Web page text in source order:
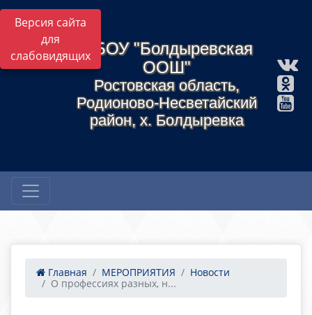
Версия сайта
для
слабовидящихМБОУ "Болдыревская
ООШ"
Ростовская область,
Родионово-Несветайский
район, х. Болдыревка
Главная МЕРОПРИЯТИЯ
Новости
О профессиях разных, н...